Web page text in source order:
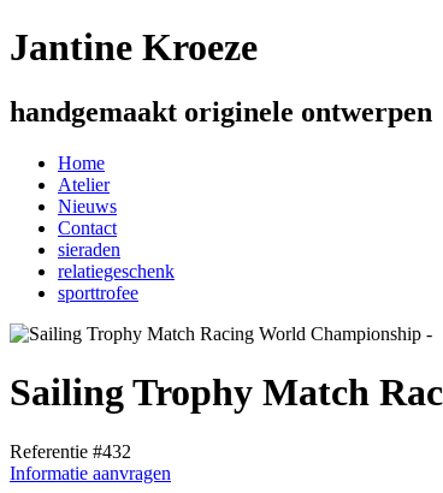
Jantine Kroeze
handgemaakt originele ontwerpen
Home
Atelier
Nieuws
Contact
sieraden
relatiegeschenk
sporttrofee
Sailing Trophy Match
Referentie #432
Informatie aanvragen